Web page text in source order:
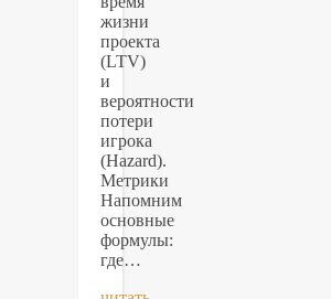
жизни
проекта
(LTV)
и
вероятности
потери
игрока
(Hazard).
Метрики
Напомним
основные
формулы:
где…